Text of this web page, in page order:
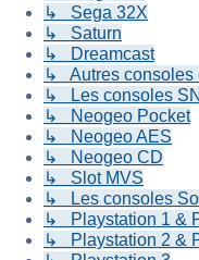
↳ Sega 32X
↳ Saturn
↳ Dreamcast
↳ Autres consoles
↳ Les consoles
↳ Neogeo Pocket
↳ Neogeo AES
↳ Neogeo CD
↳ Slot MVS
↳ Les consoles
↳ Playstation 1 &
↳ Playstation 2 &